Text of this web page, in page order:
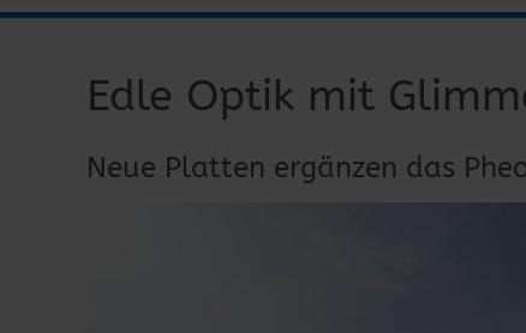
Edle Optik mit
Neue Platten ergänzen das